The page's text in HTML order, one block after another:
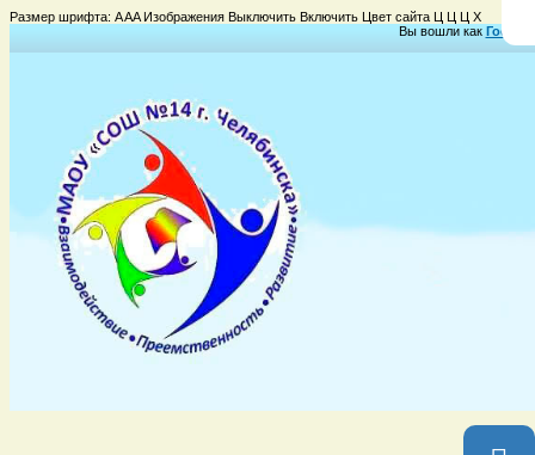
Размер шрифта: AAAИзображения Выключить Включить Цвет сайта Ц Ц Ц Х
Вы вошли как Гость